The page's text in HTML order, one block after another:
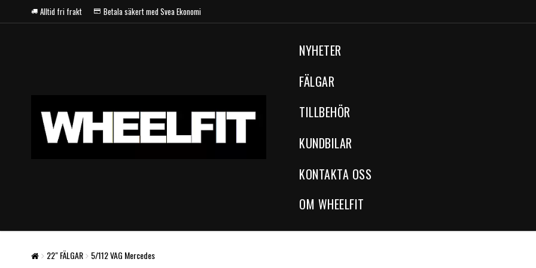
Alltid fri frakt Betala säkert med Svea Ekonomi
NYHETER
FÄLGAR
TILLBEHÖR
KUNDBILAR
KONTAKTA OSS
OM WHEELFIT
22" FÄLGAR 5/112 VAG Mercedes